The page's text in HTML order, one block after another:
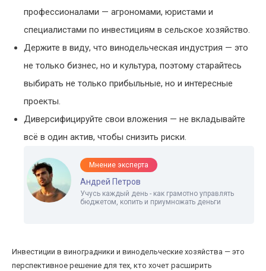
профессионалами — агрономами, юристами и
специалистами по инвестициям в сельское хозяйство.
Держите в виду, что винодельческая индустрия — это
не только бизнес, но и культура, поэтому старайтесь
выбирать не только прибыльные, но и интересные
проекты.
Диверсифицируйте свои вложения — не вкладывайте
всё в один актив, чтобы снизить риски.
Мнение эксперта
Андрей Петров
Учусь каждый день - как грамотно управлять
бюджетом, копить и приумножать деньги
Инвестиции в виноградники и винодельческие хозяйства — это
перспективное решение для тех, кто хочет расширить